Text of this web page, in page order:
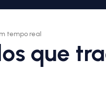
tempo real
que